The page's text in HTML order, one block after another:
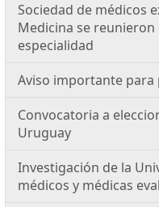
Sociedad de médicos
Medicina se reunieron
especialidad
Aviso importante
Convocatoria a
Uruguay
Investigación de la
médicos y médicas